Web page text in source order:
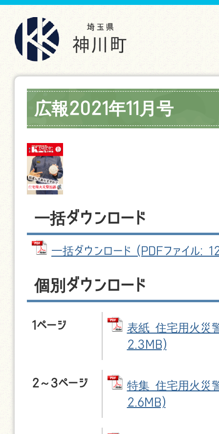
広報2021年11月号
一括ダウンロード
一括ダウンロード (PDFファイル:
個別ダウンロード
1ページ
表紙 住宅用火災
2.3MB)
2～3ページ
特集 住宅用火災
2.6MB)